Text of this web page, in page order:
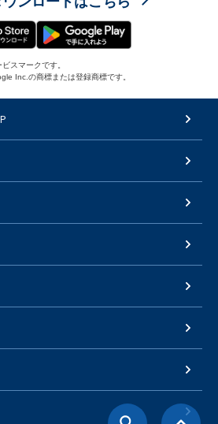
スマークです。
Inc.の商標または登録商標です。